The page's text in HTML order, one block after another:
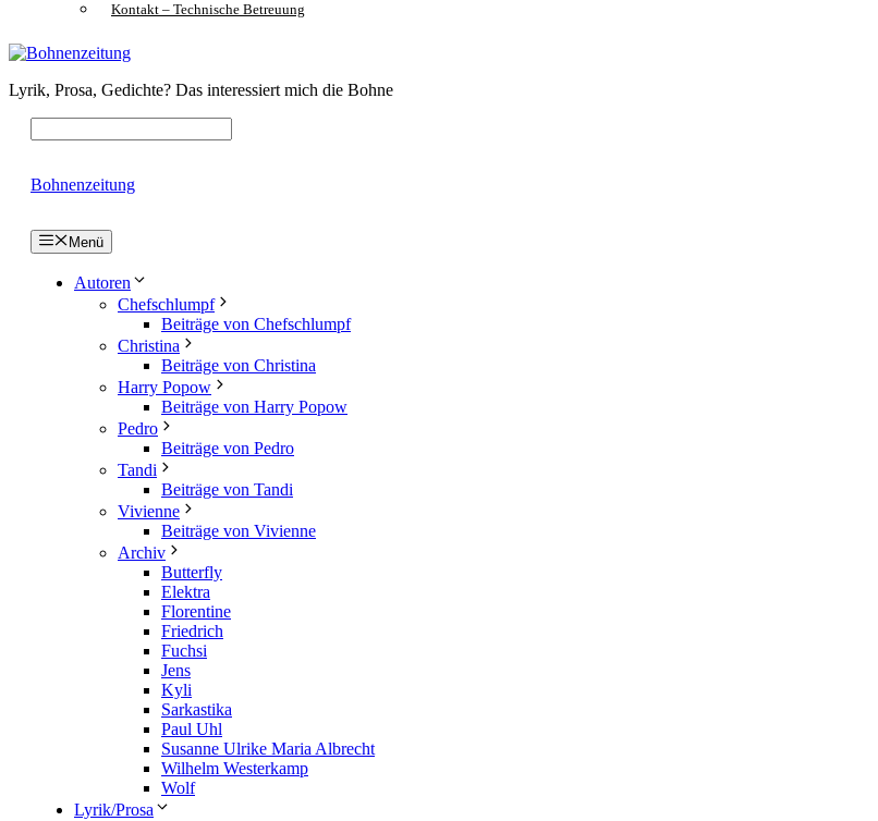
Kontakt – Technische Betreuung
Lyrik, Prosa, Gedichte? Das interessiert mich die Bohne
Bohnenzeitung
Menü
Autoren
Chefschlumpf
Beiträge von Chefschlumpf
Christina
Beiträge von Christina
Harry Popow
Beiträge von Harry Popow
Pedro
Beiträge von Pedro
Tandi
Beiträge von Tandi
Vivienne
Beiträge von Vivienne
Archiv
Butterfly
Elektra
Florentine
Friedrich
Fuchsi
Jens
Kyli
Sarkastika
Paul Uhl
Susanne Ulrike Maria Albrecht
Wilhelm Westerkamp
Wolf
Lyrik/Prosa